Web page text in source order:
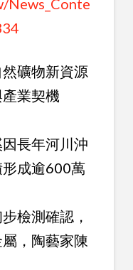
News_Conte
礦物新資源
業契機
長年河川沖
成逾600萬
檢測確認，
，陶藝家陳